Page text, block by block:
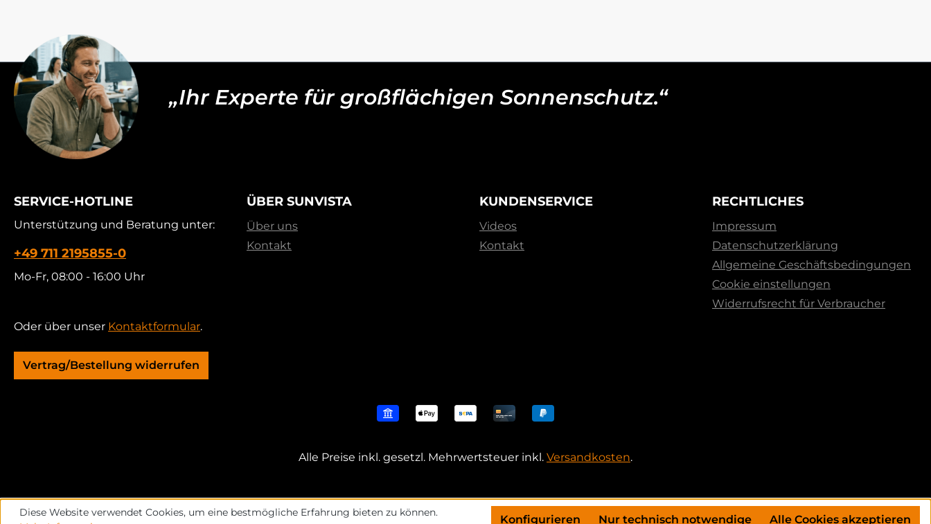
„Ihr Experte für großflächigen Sonnenschutz.“
SERVICE-HOTLINE
Unterstützung und Beratung unter:
+49 711 2195855-0
Mo-Fr, 08:00 - 16:00 Uhr
Oder über unser Kontaktformular.
Vertrag/Bestellung widerrufen
ÜBER SUNVISTA
Über uns
Kontakt
KUNDENSERVICE
Videos
Kontakt
RECHTLICHES
Impressum
Datenschutzerklärung
Allgemeine Geschäftsbedingungen
Cookie einstellungen
Widerrufsrecht für Verbraucher
Alle Preise inkl. gesetzl. Mehrwertsteuer inkl. Versandkosten.
Diese Website verwendet Cookies, um eine bestmögliche Erfahrung bieten zu können.
Nur technisch notwendige
Konfigurieren Alle Cookies akzeptieren